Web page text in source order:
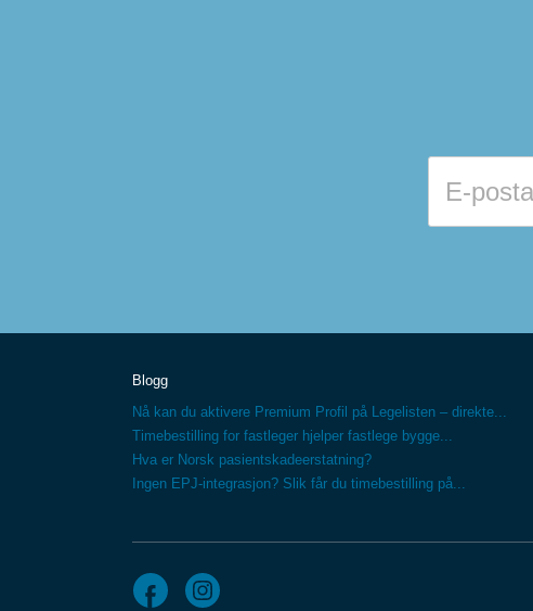
Blogg
Nå kan du aktivere Premium Profil på Legelisten – direkte...
Timebestilling for fastleger hjelper fastlege bygge...
Hva er Norsk pasientskadeerstatning?
Ingen EPJ-integrasjon? Slik får du timebestilling på...